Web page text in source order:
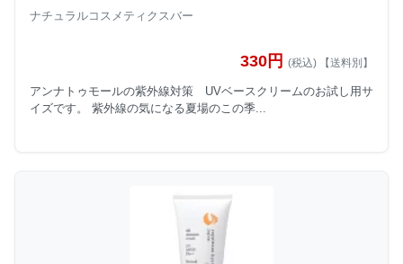
ナチュラルコスメティクスバー
330円 (税込) 【送料別】
アンナトゥモールの紫外線対策 UVベースクリームのお試し用サ
イズです。 紫外線の気になる夏場のこの季...